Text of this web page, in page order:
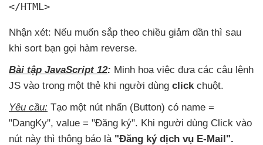
</HTML>
Nhận xét: Nếu muốn sắp theo chiều giảm dần thì sau
khi sort bạn gọi hàm reverse.
Bài tập JavaScript 12: Minh hoạ việc đưa các câu lệnh
JS vào trong một thẻ khi người dùng click chuột.
Yêu cầu: Tạo một nút nhấn (Button) có name =
"DangKy", value = "Đăng ký". Khi người dùng Click vào
nút này thì thông báo là "Đăng ký dịch vụ E-Mail".